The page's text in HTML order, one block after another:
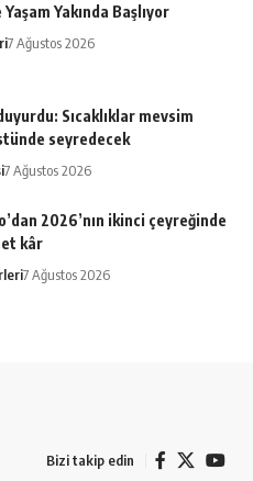
Yakında Başlıyor
7 Ağustos 2026
Sıcaklıklar mevsim
seyredecek
7 Ağustos 2026
2026’nın ikinci çeyreğinde
kâr
7 Ağustos 2026
Bizi takip edin